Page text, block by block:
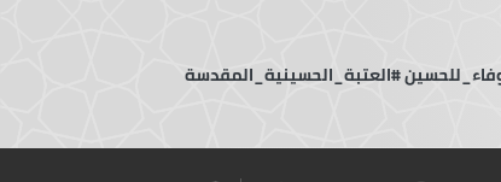
#العتبة_الحسينية_المقدسة